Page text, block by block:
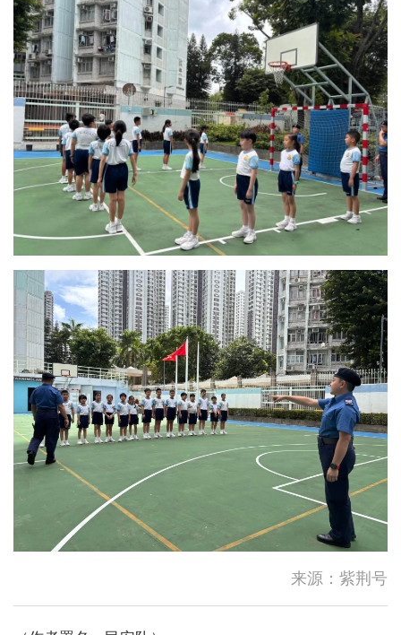
来源：紫荆号
高温天气持续！请补充足够水
分。如感不适，立刻休息或求
助，需要...
新疆阿克苏地区库车市发生地
震
邓炳强：任何人若从事危害国